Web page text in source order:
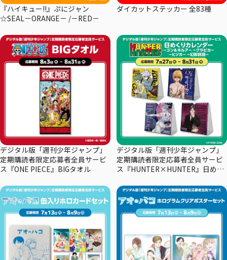
『ハイキュー!!』ぷにジャン
☆SEAL－ORANGE－ /－RED－
ダイカットステッカー 全83種
デジタル版「週刊少年ジャンプ」
定期購読者限定応募者全員サービ
ス『ONE PIECE』BIGタオル
デジタル版「週刊少年ジャンプ」
定期購読者限定応募者全員サービ
ス『HUNTER×HUNTER』日めく